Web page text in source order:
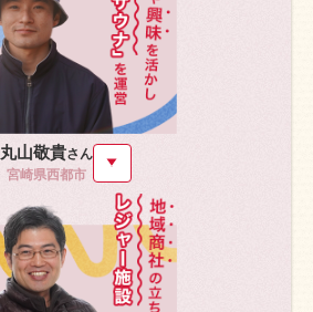
丸山敬貴さん
宮崎県西都市